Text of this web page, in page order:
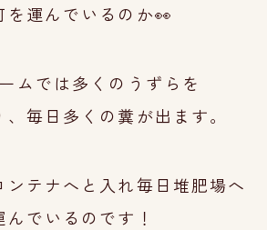
を運んでいるのか👀
ムでは多くのうずらを
、毎日多くの糞が出ます。
ンテナへと入れ毎日堆肥場へ
んでいるのです！